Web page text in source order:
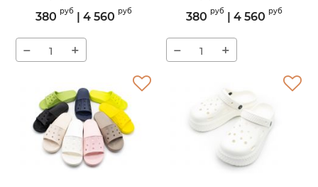
2305S
380 руб| 4 560 руб
− +
2305S
380 руб| 4 560 руб
− +